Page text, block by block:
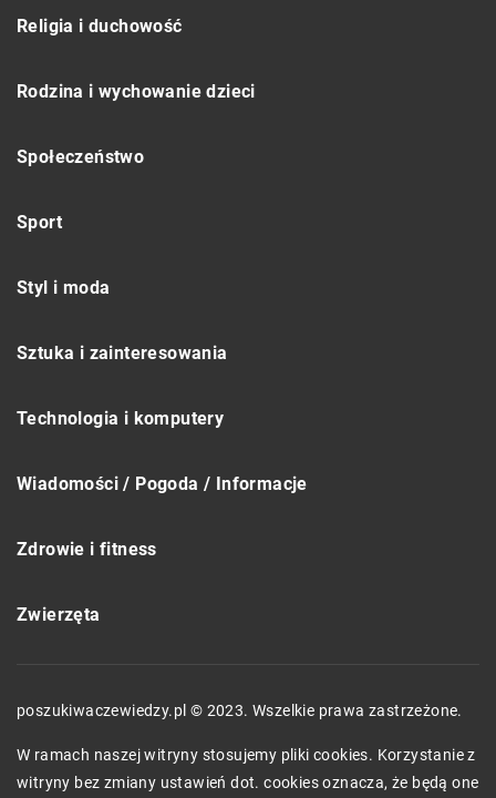
Religia i duchowość
Rodzina i wychowanie dzieci
Społeczeństwo
Sport
Styl i moda
Sztuka i zainteresowania
Technologia i komputery
Wiadomości / Pogoda / Informacje
Zdrowie i fitness
Zwierzęta
poszukiwaczewiedzy.pl © 2023. Wszelkie prawa zastrzeżone.
W ramach naszej witryny stosujemy pliki cookies. Korzystanie z
witryny bez zmiany ustawień dot. cookies oznacza, że będą one